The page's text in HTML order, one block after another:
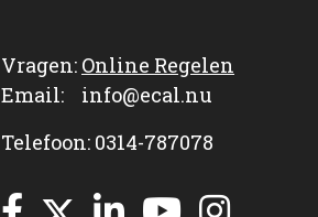
Vragen: Online Regelen
Email: info@ecal.nu
Telefoon: 0314-787078